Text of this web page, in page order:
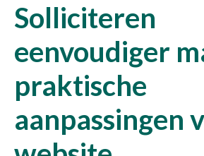
Solliciteren
eenvoudiger
praktische
aanpassingen